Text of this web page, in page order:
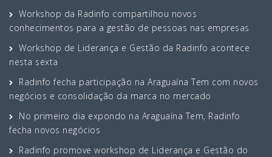
Workshop da Radinfo compartilhou novos
conhecimentos para a gestão de pessoas nas empresas
Workshop de Liderança e Gestão da Radinfo acontece
nesta sexta
Radinfo fecha participação na Araguaína Tem com novos
negócios e consolidação da marca no mercado
No primeiro dia expondo na Araguaína Tem, Radinfo
fecha novos negócios
Radinfo promove workshop de Liderança e Gestão do